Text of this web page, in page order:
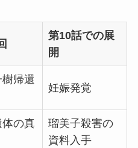
第10話での展
開
帰還
妊娠発覚
の真
瑠美子殺害の
資料入手